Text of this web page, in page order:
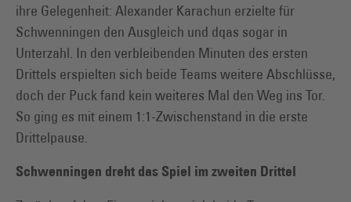
ihre Gelegenheit: Alexander Karachun erzielte für
Schwenningen den Ausgleich und dqas sogar in
Unterzahl. In den verbleibenden Minuten des ersten
Drittels erspielten sich beide Teams weitere Abschlüsse,
doch der Puck fand kein weiteres Mal den Weg ins Tor.
So ging es mit einem 1:1-Zwischenstand in die erste
Drittelpause.
Schwenningen dreht das Spiel im zweiten Drittel